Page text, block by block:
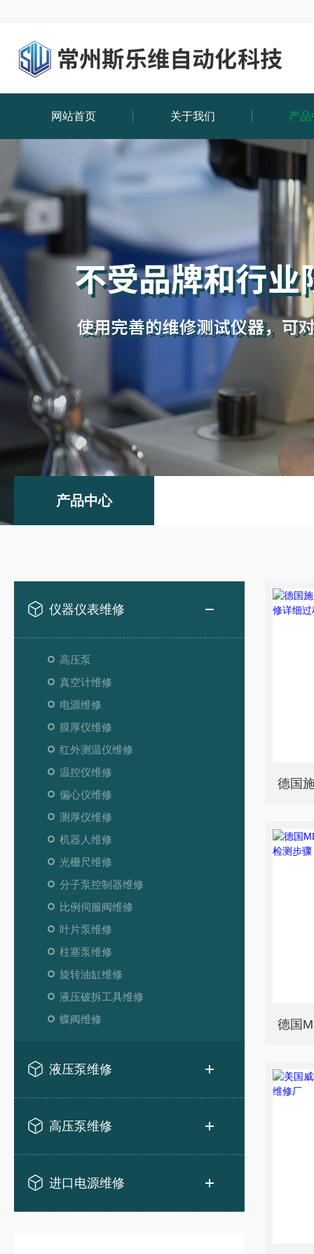
网站首页 关于我们 产品
产品中心
仪器仪表维修
高压泵
真空计维修
电源维修
膜厚仪维修
红外测温仪维修
温控仪维修
偏心仪维修
测厚仪维修
机器人维修
光栅尺维修
分子泵控制器维修
比例伺服阀维修
叶片泵维修
柱塞泵维修
旋转油缸维修
液压破拆工具维修
蝶阀维修
液压泵维修
高压泵维修
进口电源维修